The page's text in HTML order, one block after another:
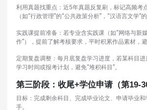
利用真题找重点：近5年真题反复刷，标记高频考
（如“行政管理”的“公共政策分析”，“汉语言文学”
实践课提前准备：若专业含实践课（如“网络与新
作”），提前了解考核要求，平时积累作品素材，
定期复盘调整：每月底复盘学习进度，若某科目
学习时间或报考计划，避免“堆积科目”。
第三阶段：收尾+学位申请（第19-
目标：完成剩余科目、完成毕业论文、申请毕业和
手。